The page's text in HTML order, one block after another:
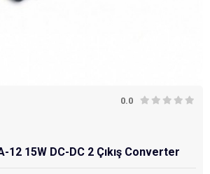
0.0
12 15W DC-DC 2 Çıkış Converter